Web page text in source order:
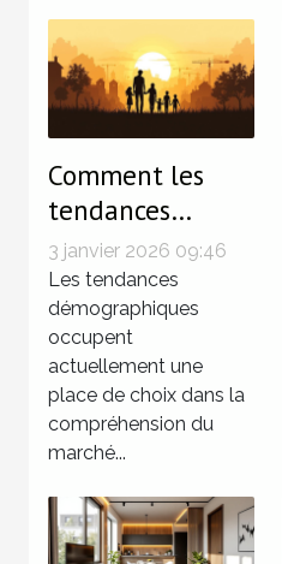
Comment les
tendances
démographiques
influencent le
marché
immobilier ?
3 janvier 2026 09:46
Les tendances
démographiques
occupent
actuellement une
place de choix dans la
compréhension du
marché...